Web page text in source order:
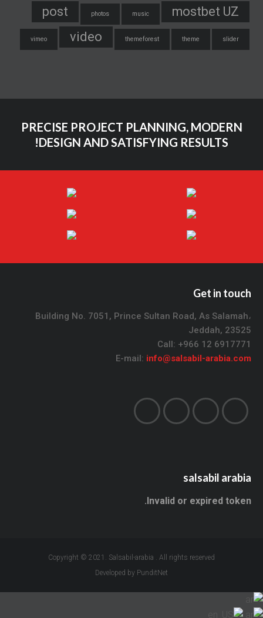
mostbet UZ
music
photos
post
slider
theme
themeforest
video
vimeo
PRECISE PROJECT PLANNING, MODERN
DESIGN AND SATISFYING RESULTS!
Get in touch
Building No. 7051, Prince Sultan Road, As Salamah،
Jeddah, 23525
Call: +966 12 6917771
E-mail: info@salsabil-arabia.com
salsabil arabia
Invalid or expired token.
Copyright © 2021. Salsabil-arabia . All rights reserved
Developed by PunditNet